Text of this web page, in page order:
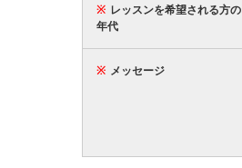
※ レッスンを希望される方の
年代
※ メッセージ